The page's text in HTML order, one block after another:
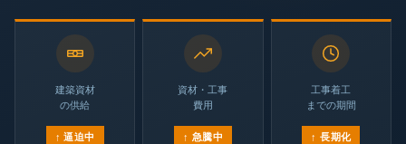
建築資材
の供給
↑ 逼迫中
資材・工事
費用
↑ 急騰中
工事着工
までの期間
↑ 長期化